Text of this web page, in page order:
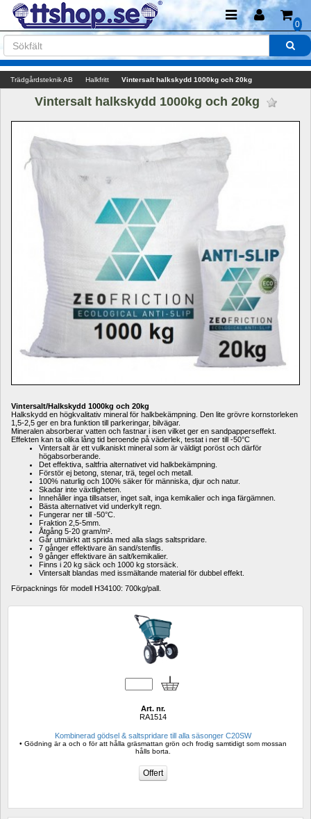
0
Trädgårdsteknik AB Halkfritt Vintersalt halkskydd 1000kg och 20kg
Vintersalt halkskydd 1000kg och 20kg
Vintersalt/Halkskydd 1000kg och 20kg
Halkskydd en högkvalitativ mineral för halkbekämpning. Den lite grövre kornstorleken
1,5-2,5 ger en bra funktion till parkeringar, bilvägar.
Mineralen absorberar vatten och fastnar i isen vilket ger en sandpapperseffekt.
Effekten kan ta olika lång tid beroende på väderlek, testat i ner till -50°C
Vintersalt är ett vulkaniskt mineral som är väldigt poröst och därför
högabsorberande.
Det effektiva, saltfria alternativet vid halkbekämpning.
Förstör ej betong, stenar, trä, tegel och metall.
100% naturlig och 100% säker för människa, djur och natur.
Skadar inte växtligheten.
Innehåller inga tillsatser, inget salt, inga kemikalier och inga färgämnen.
Bästa alternativet vid underkylt regn.
Fungerar ner till -50°C.
Fraktion 2,5-5mm.
Åtgång 5-20 gram/m².
Går utmärkt att sprida med alla slags saltspridare.
7 gånger effektivare än sand/stenflis.
9 gånger effektivare än salt/kemikalier.
Finns i 20 kg säck och 1000 kg storsäck.
Vintersalt blandas med issmältande material för dubbel effekt.
Förpacknings för modell H34100: 700kg/pall.
Art. nr.
RA1514
Kombinerad gödsel & saltspridare till alla säsonger C20SW
• Gödning är a och o för att hålla gräsmattan grön och frodig samtidigt som mossan
hålls borta.